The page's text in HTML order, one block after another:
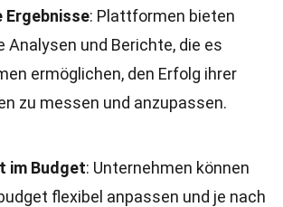
Ergebnisse: Plattformen bieten
Analysen und Berichte, die es
ermöglichen, den Erfolg ihrer
zu messen und anzupassen.
im Budget: Unternehmen können
flexibel anpassen und je nach